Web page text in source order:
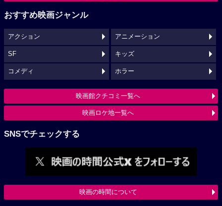
おすすめ映画ジャンル
アクション アニメーション
SF キッズ
コメディ ホラー
映画館クチコミ一覧へ
映画ロケ地一覧へ
SNSでチェックする
映画の時間について